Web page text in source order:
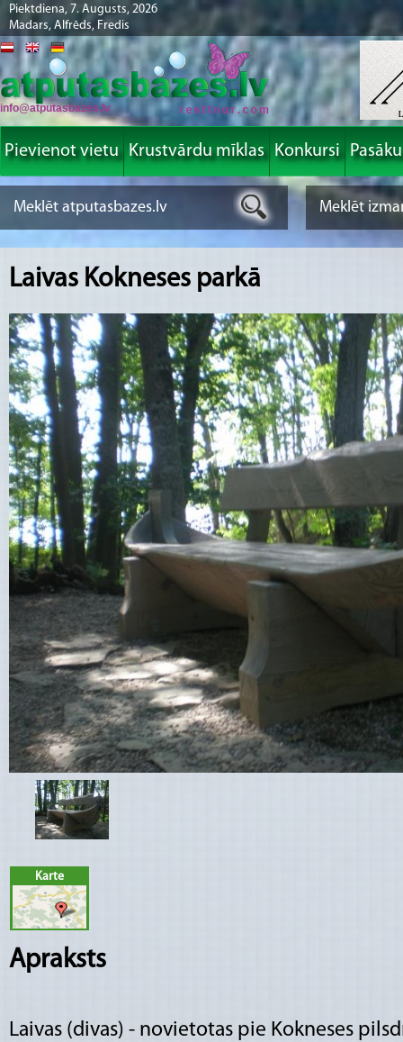
Piektdiena, 7. Augusts, 2026
Madars, Alfrēds, Fredis
info@atputasbazes.lv
Pievienot vietu Krustvārdu mīklas Konkursi
Laivas Kokneses parkā
Karte
Apraksts
Laivas (divas) - novietotas pie Kokneses